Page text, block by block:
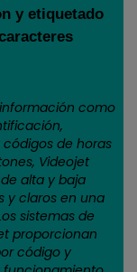
y etiquetado
como
de horas
Videojet
alta y baja
y claros en una
sistemas de
proporcionan
código y